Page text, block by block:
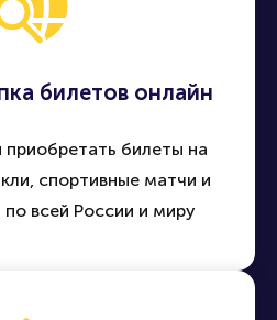
билетов онлайн
приобретать билеты на
спортивные матчи и
всей России и миру